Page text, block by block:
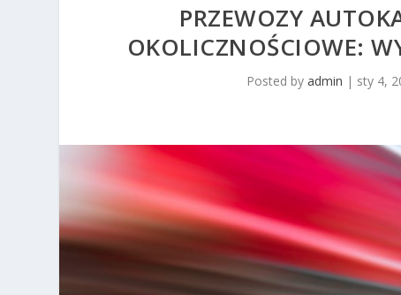
PRZEWOZY
OKOLICZNOŚCIOWE:
Posted byadmin | sty 4,